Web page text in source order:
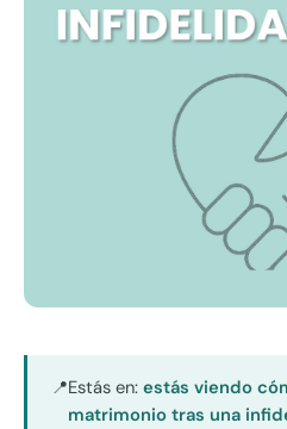
📍Estás en: estás viendo
matrimonio tras una